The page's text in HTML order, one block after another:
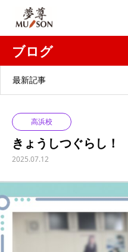
ブログ
最新記事
高浜校
きょうしつぐらし！
2025.07.12